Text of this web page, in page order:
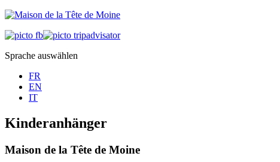
Sprache auswählen
FR
EN
IT
Kinderanhänger
Maison de la Tête de Moine